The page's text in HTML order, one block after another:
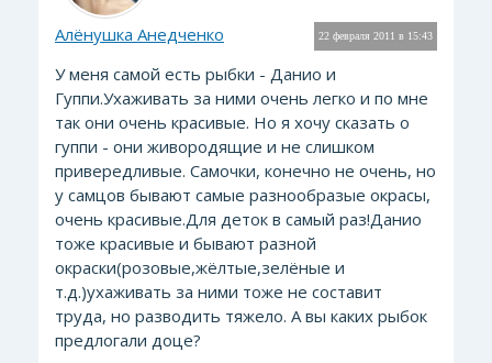
22 февраля 2011 в 15:43
Алёнушка Анедченко
У меня самой есть рыбки - Данио и
Гуппи.Ухаживать за ними очень легко и по мне
так они очень красивые. Но я хочу сказать о
гуппи - они живородящие и не слишком
привередливые. Самочки, конечно не очень, но
у самцов бывают самые разнообразые окрасы,
очень красивые.Для деток в самый раз!Данио
тоже красивые и бывают разной
окраски(розовые,жёлтые,зелёные и
т.д.)ухаживать за ними тоже не составит
труда, но разводить тяжело. А вы каких рыбок
предлогали доце?